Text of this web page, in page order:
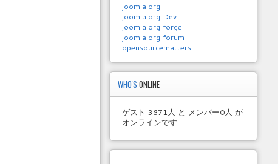
joomla.org
joomla.org Dev
joomla.org forge
joomla.org forum
opensourcematters
WHO'SONLINE
ゲスト 3871人 と メンバー0人 が
オンラインです